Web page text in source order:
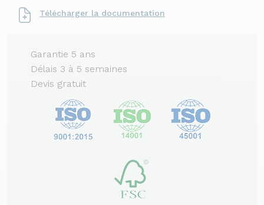
Télécharger la documentation
Garantie 5 ans
Délais 3 à 5 semaines
Devis gratuit